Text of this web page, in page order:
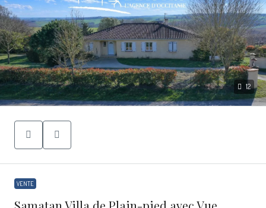
12
VENTE